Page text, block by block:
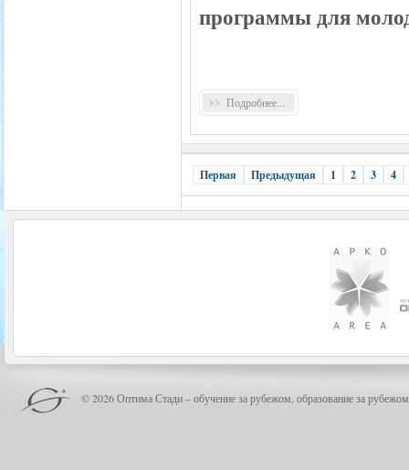
программы для
Подробнее...
Первая Предыдущая 1 2 3 4
© 2026 Оптима Стади – обучение за рубежом, образование за